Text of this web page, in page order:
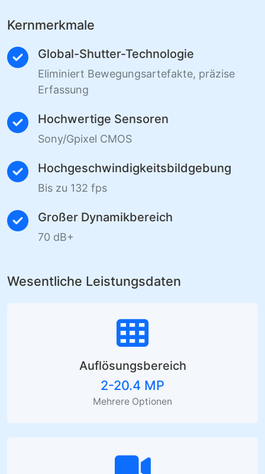
Kernmerkmale
Global-Shutter-Technologie
Eliminiert Bewegungsartefakte, präzise
Erfassung
Hochwertige Sensoren
Sony/Gpixel CMOS
Hochgeschwindigkeitsbildgebung
Bis zu 132 fps
Großer Dynamikbereich
70 dB+
Wesentliche Leistungsdaten
Auflösungsbereich
2-20.4 MP
Mehrere Optionen